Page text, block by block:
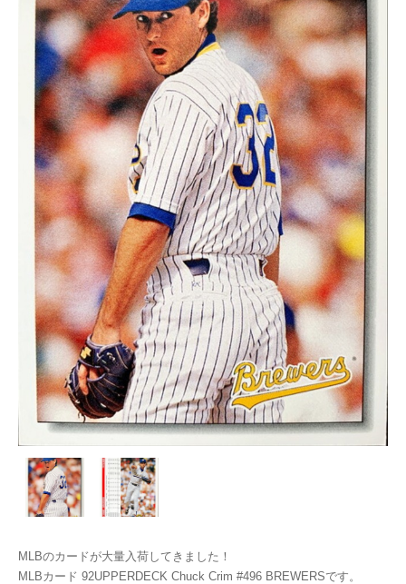
MLBのカードが大量入荷してきました！
MLBカード 92UPPERDECK Chuck Crim #496 BREWERSです。